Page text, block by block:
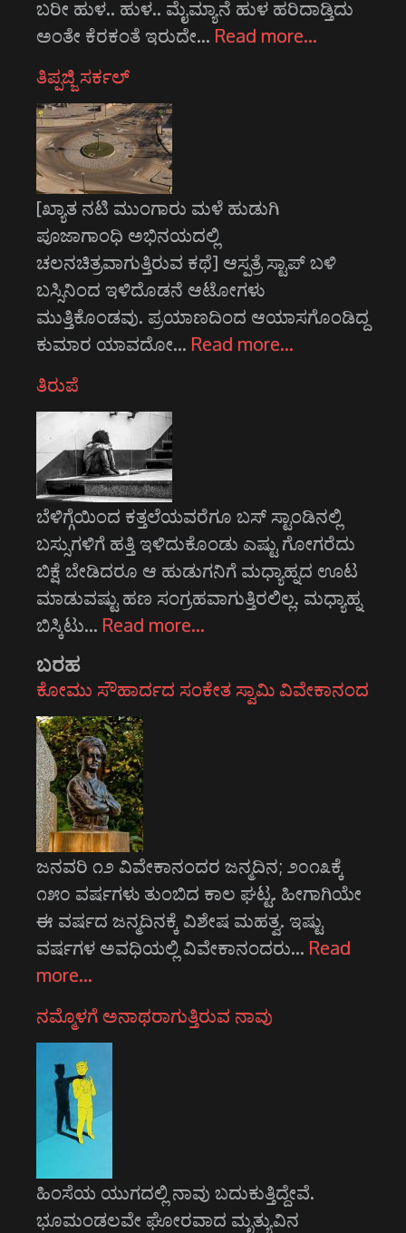
ಬರೀ ಹುಳ.. ಹುಳ.. ಮೈಮ್ಯಾನೆ ಹುಳ ಹರಿದಾಡ್ತಿದು
ಅಂತೇ ಕೆರಕಂತೆ ಇರುದೇ… Read more…
ತಿಪ್ಪಜ್ಜಿ ಸರ್ಕಲ್
[ಖ್ಯಾತ ನಟಿ ಮುಂಗಾರು ಮಳೆ ಹುಡುಗಿ
ಪೂಜಾಗಾಂಧಿ ಅಭಿನಯದಲ್ಲಿ
ಚಲನಚಿತ್ರವಾಗುತ್ತಿರುವ ಕಥೆ] ಆಸ್ಪತ್ರೆ ಸ್ಟಾಪ್‌ ಬಳಿ
ಬಸ್ಸಿನಿಂದ ಇಳಿದೊಡನೆ ಆಟೋಗಳು
ಮುತ್ತಿಕೊಂಡವು. ಪ್ರಯಾಣದಿಂದ ಆಯಾಸಗೊಂಡಿದ್ದ
ಕುಮಾರ ಯಾವದೋ… Read more…
ತಿರುಪೆ
ಬೆಳಿಗ್ಗೆಯಿಂದ ಕತ್ತಲೆಯವರೆಗೂ ಬಸ್ ಸ್ಟಾಂಡಿನಲ್ಲಿ
ಬಸ್ಸುಗಳಿಗೆ ಹತ್ತಿ ಇಳಿದುಕೊಂಡು ಎಷ್ಟು ಗೋಗರೆದು
ಬಿಕ್ಷೆ ಬೇಡಿದರೂ ಆ ಹುಡುಗನಿಗೆ ಮಧ್ಯಾಹ್ನದ ಊಟ
ಮಾಡುವಷ್ಟು ಹಣ ಸಂಗ್ರಹವಾಗುತ್ತಿರಲಿಲ್ಲ. ಮಧ್ಯಾಹ್ನ
ಬಿಸ್ಕಿಟು… Read more…
ಬರಹ
ಕೋಮು ಸೌಹಾರ್ದದ ಸಂಕೇತ ಸ್ವಾಮಿ ವಿವೇಕಾನಂದ
ಜನವರಿ ೧೨ ವಿವೇಕಾನಂದರ ಜನ್ಮದಿನ; ೨೦೧೩ಕ್ಕೆ
೧೫೦ ವರ್ಷಗಳು ತುಂಬಿದ ಕಾಲ ಘಟ್ಟ. ಹೀಗಾಗಿಯೇ
ಈ ವರ್ಷದ ಜನ್ಮದಿನಕ್ಕೆ ವಿಶೇಷ ಮಹತ್ವ. ಇಷ್ಟು
ವರ್ಷಗಳ ಅವಧಿಯಲ್ಲಿ ವಿವೇಕಾನಂದರು… Read
more…
ನಮ್ಮೊಳಗೆ ಅನಾಥರಾಗುತ್ತಿರುವ ನಾವು
ಹಿಂಸೆಯ ಯುಗದಲ್ಲಿ ನಾವು ಬದುಕುತ್ತಿದ್ದೇವೆ.
ಭೂಮಂಡಲವೇ ಘೋರವಾದ ಮೃತ್ಯುವಿನ